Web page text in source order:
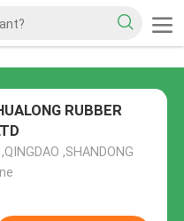
RUBBER
,SHANDONG